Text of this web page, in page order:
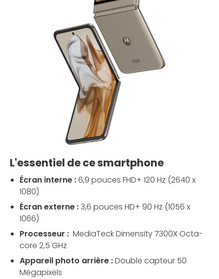
L'essentiel de ce smartphone
Écran interne :6,9 pouces FHD+ 120 Hz (2640 x
1080)
Écran externe :3,6 pouces HD+ 90 Hz (1056 x
1066)
Processeur : MediaTeck Dimensity 7300X Octa-
core 2,5 GHz
Appareil photo arrière :Double capteur 50
Mégapixels